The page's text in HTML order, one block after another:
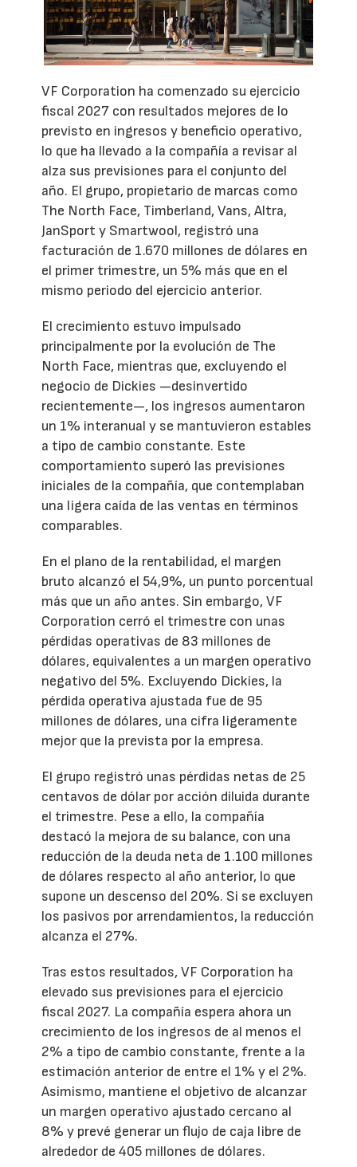
VF Corporation ha comenzado su ejercicio
fiscal 2027 con resultados mejores de lo
previsto en ingresos y beneficio operativo,
lo que ha llevado a la compañía a revisar al
alza sus previsiones para el conjunto del
año. El grupo, propietario de marcas como
The North Face, Timberland, Vans, Altra,
JanSport y Smartwool, registró una
facturación de 1.670 millones de dólares en
el primer trimestre, un 5% más que en el
mismo periodo del ejercicio anterior.
El crecimiento estuvo impulsado
principalmente por la evolución de The
North Face, mientras que, excluyendo el
negocio de Dickies —desinvertido
recientemente—, los ingresos aumentaron
un 1% interanual y se mantuvieron estables
a tipo de cambio constante. Este
comportamiento superó las previsiones
iniciales de la compañía, que contemplaban
una ligera caída de las ventas en términos
comparables.
En el plano de la rentabilidad, el margen
bruto alcanzó el 54,9%, un punto porcentual
más que un año antes. Sin embargo, VF
Corporation cerró el trimestre con unas
pérdidas operativas de 83 millones de
dólares, equivalentes a un margen operativo
negativo del 5%. Excluyendo Dickies, la
pérdida operativa ajustada fue de 95
millones de dólares, una cifra ligeramente
mejor que la prevista por la empresa.
El grupo registró unas pérdidas netas de 25
centavos de dólar por acción diluida durante
el trimestre. Pese a ello, la compañía
destacó la mejora de su balance, con una
reducción de la deuda neta de 1.100 millones
de dólares respecto al año anterior, lo que
supone un descenso del 20%. Si se excluyen
los pasivos por arrendamientos, la reducción
alcanza el 27%.
Tras estos resultados, VF Corporation ha
elevado sus previsiones para el ejercicio
fiscal 2027. La compañía espera ahora un
crecimiento de los ingresos de al menos el
2% a tipo de cambio constante, frente a la
estimación anterior de entre el 1% y el 2%.
Asimismo, mantiene el objetivo de alcanzar
un margen operativo ajustado cercano al
8% y prevé generar un flujo de caja libre de
alrededor de 405 millones de dólares.